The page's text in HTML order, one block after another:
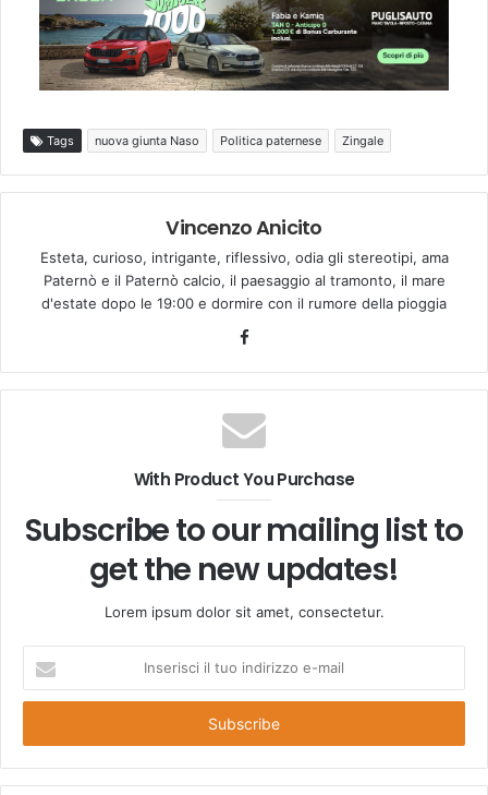
Tags nuova giunta Naso Politica paternese Zingale
Vincenzo Anicito
Esteta, curioso, intrigante, riflessivo, odia gli stereotipi, ama
Paternò e il Paternò calcio, il paesaggio al tramonto, il mare
d'estate dopo le 19:00 e dormire con il rumore della pioggia
Facebook
With Product You Purchase
Subscribe to our mailing list to
get the new updates!
Lorem ipsum dolor sit amet, consectetur.
tuo
e-
mail